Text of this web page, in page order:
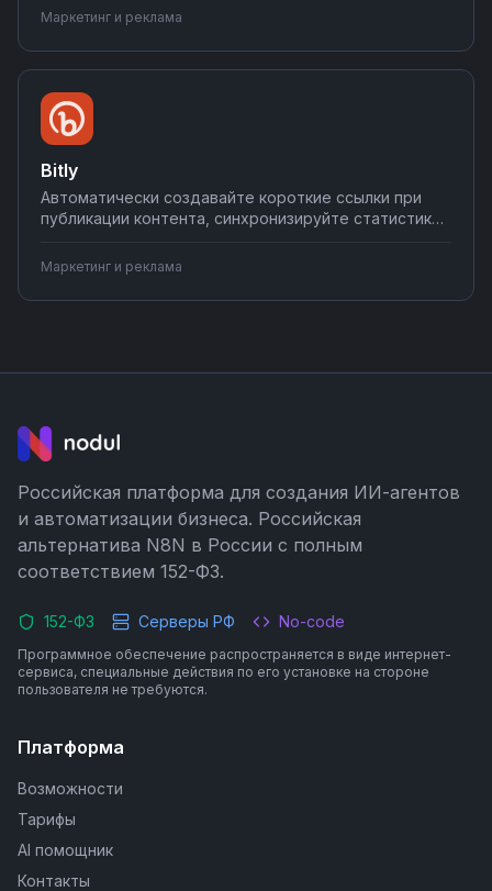
Исключите потерю заявок и ускорьте обработку
лидов. Настройте интеграции без
программирования на Nodul.
Маркетинг и реклама
Bitly
Автоматически создавайте короткие ссылки при
публикации контента, синхронизируйте статистику
уведомления о переходах в мессенджеры.
Интегрируйте Bitly с вашими инструментами на
Nodul — настройка за несколько минут без
Маркетинг и реклама
Российская платформа для создания ИИ-агентов
и автоматизации бизнеса. Российская
альтернатива N8N в России с полным
соответствием 152-ФЗ.
152-ФЗ Серверы РФ No-code
Программное обеспечение распространяется в виде интернет-
сервиса, специальные действия по его установке на стороне
пользователя не требуются.
Платформа
Возможности
Тарифы
AI помощник
Контакты